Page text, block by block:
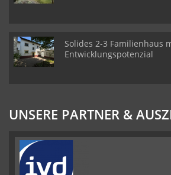
Solides 2-3 Familienhaus
Entwicklungspotenzial
UNSERE PARTNER &